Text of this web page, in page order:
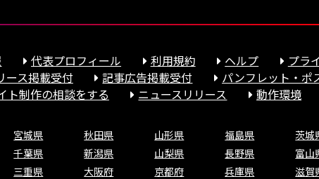
代表プロフィール 利用規約 ヘルプ
プラ
ース掲載受付 記事広告掲載受付 パンフレット・ポ
ト制作の相談をする ニュースリリース 動作環境
宮城県 秋田県 山形県 福島県 茨城
千葉県 新潟県 山梨県 長野県 富山
三重県 大阪府 京都府 兵庫県 滋賀